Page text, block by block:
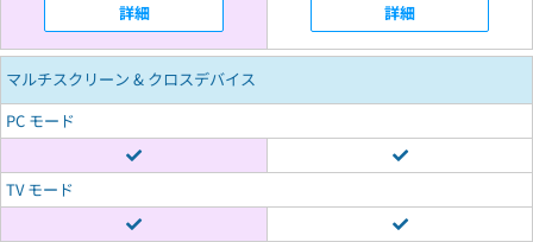
詳細 詳細
マルチスクリーン & クロスデバイス
PC モード
TV モード